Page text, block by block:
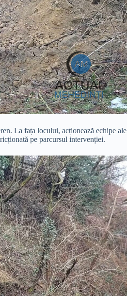
La fața locului, acționează echipe ale
pe parcursul intervenției.